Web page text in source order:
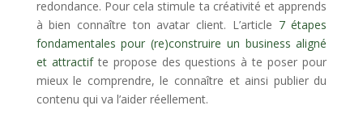
redondance. Pour cela stimule ta créativité et apprends
à bien connaître ton avatar client. L’article 7 étapes
fondamentales pour (re)construire un business aligné
et attractif te propose des questions à te poser pour
mieux le comprendre, le connaître et ainsi publier du
contenu qui va l’aider réellement.